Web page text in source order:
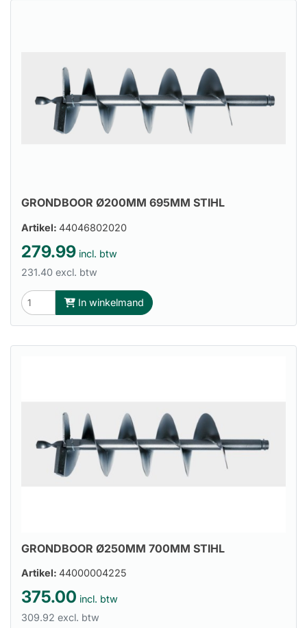
GRONDBOOR Ø200MM 695MM STIHL
Artikel: 44046802020
279.99 incl. btw
231.40 excl. btw
In winkelmand
GRONDBOOR Ø250MM 700MM STIHL
Artikel: 44000004225
375.00 incl. btw
309.92 excl. btw